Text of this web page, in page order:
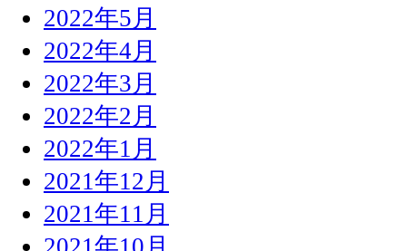
2022年5月
2022年4月
2022年3月
2022年2月
2022年1月
2021年12月
2021年11月